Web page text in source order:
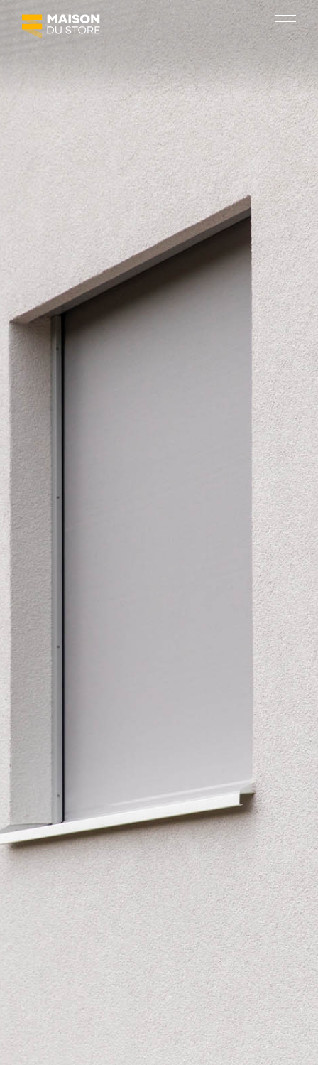
Protections solaires
Fermetures
Agencement de terrasses
Automatisation
MAISON DU STORE
À propos
Réalisations
Actualités et promotions
Social room
CONTACT
Formulaire de contact
Adresses et horaires